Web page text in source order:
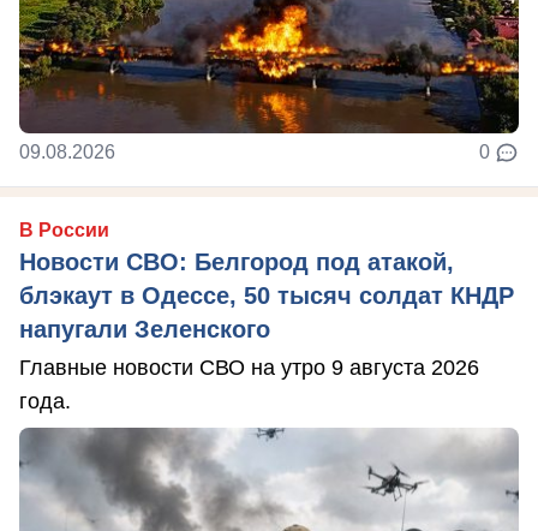
09.08.2026 0
В России
Новости СВО: Белгород под атакой,
блэкаут в Одессе, 50 тысяч солдат КНДР
напугали Зеленского
Главные новости СВО на утро 9 августа 2026
года.